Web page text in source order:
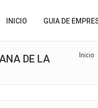
INICIO GUIA DE
DE LA
Inicio